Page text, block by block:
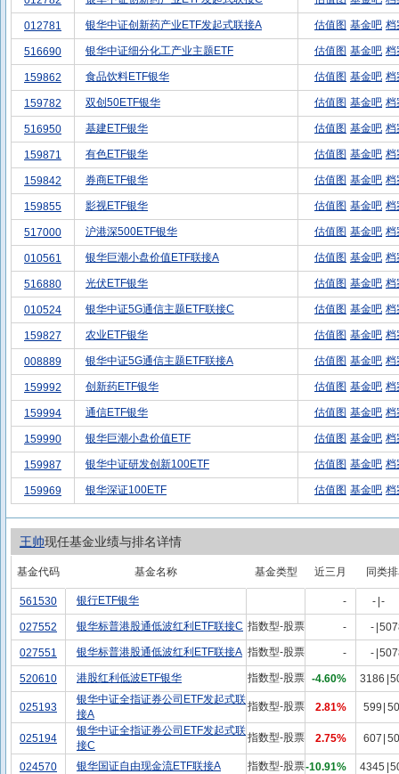
012781 银华中证创新药产业ETF发起式联接A 估值图 基金吧 档
516690 银华中证细分化工产业主题ETF 估值图 基金吧 档
159862 食品饮料ETF银华 估值图 基金吧 档
159782 双创50ETF银华 估值图 基金吧 档
516950 基建ETF银华 估值图 基金吧 档
159871 有色ETF银华 估值图 基金吧 档
159842 券商ETF银华 估值图 基金吧 档
159855 影视ETF银华 估值图 基金吧 档
517000 沪港深500ETF银华 估值图 基金吧 档
010561 银华巨潮小盘价值ETF联接A 估值图 基金吧 档
516880 光伏ETF银华 估值图 基金吧 档
010524 银华中证5G通信主题ETF联接C 估值图 基金吧 档
159827 农业ETF银华 估值图 基金吧 档
008889 银华中证5G通信主题ETF联接A 估值图 基金吧 档
159992 创新药ETF银华 估值图 基金吧 档
159994 通信ETF银华 估值图 基金吧 档
159990 银华巨潮小盘价值ETF 估值图 基金吧 档
159987 银华中证研发创新100ETF 估值图 基金吧 档
159969 银华深证100ETF 估值图 基金吧 档
王帅现任基金业绩与排名详情
基金代码 基金名称 基金类型 近三月 同类
561530 银行ETF银华 - - -
027552 银华标普港股通低波红利ETF联接C 指数型-股票 - -
027551 银华标普港股通低波红利ETF联接A 指数型-股票 - -
520610 港股红利低波ETF银华 指数型-股票 -4.60% 3186
025193
银华中证全指证券公司ETF发起式联
接A
指数型-股票 2.81% 599
025194
银华中证全指证券公司ETF发起式联
接C
指数型-股票 2.75% 607
024570 银华国证自由现金流ETF联接A 指数型-股票-10.91% 4345